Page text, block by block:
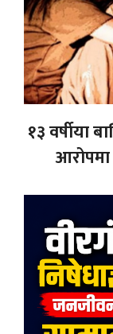
१३ वर्षीया